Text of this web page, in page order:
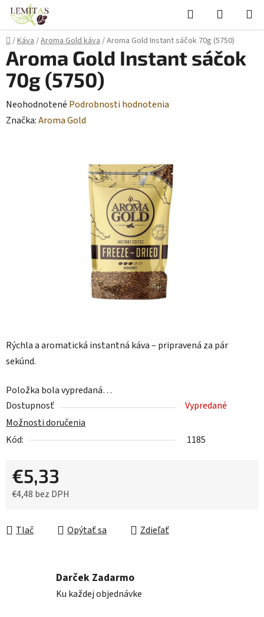
Prejsť
obsah
Hľadať
KOŠÍK
Domov
/Káva/Aroma Gold káva/Aroma Gold Instant sáčok 70g (5750)
Rýchla a aromatická instantná káva – pripravená za pár
sekúnd.
Položka bola vypredaná…
Dostupnosť
Vypredané
Možnosti doručenia
Kód:
1185
€5,33
€4,48 bez DPH
Tlač
Opýtať sa Zdieľať
Aroma Gold Instant sáčok
70g (5750)
Priemerné
hodnotenie
Neohodnotené Podrobnosti hodnotenia
Značka:Aroma Gold
Darček Zadarmo
Ku každej objednávke